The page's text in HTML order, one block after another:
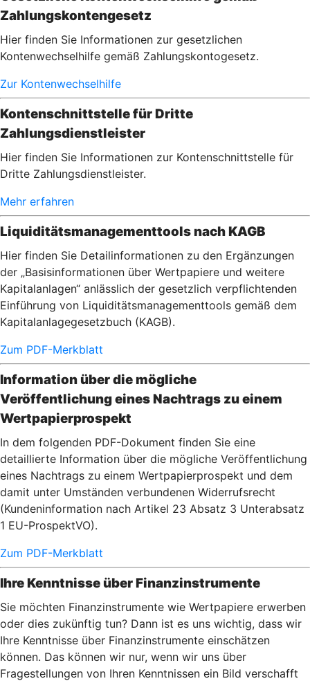
Zahlungskontengesetz
Hier finden Sie Informationen zur gesetzlichen
Kontenwechselhilfe gemäß Zahlungskontogesetz.
Zur Kontenwechselhilfe
Kontenschnittstelle für Dritte
Zahlungsdienstleister
Hier finden Sie Informationen zur Kontenschnittstelle für
Dritte Zahlungsdienstleister.
Mehr erfahren
Liquiditätsmanagementtools nach KAGB
Hier finden Sie Detailinformationen zu den Ergänzungen
der „Basisinformationen über Wertpapiere und weitere
Kapitalanlagen“ anlässlich der gesetzlich verpflichtenden
Einführung von Liquiditätsmanagementtools gemäß dem
Kapitalanlagegesetzbuch (KAGB).
Zum PDF-Merkblatt
Information über die mögliche
Veröffentlichung eines Nachtrags zu einem
Wertpapierprospekt
In dem folgenden PDF-Dokument finden Sie eine
detaillierte Information über die mögliche Veröffentlichung
eines Nachtrags zu einem Wertpapierprospekt und dem
damit unter Umständen verbundenen Widerrufsrecht
(Kundeninformation nach Artikel 23 Absatz 3 Unterabsatz
1 EU-ProspektVO).
Zum PDF-Merkblatt
Ihre Kenntnisse über Finanzinstrumente
Sie möchten Finanzinstrumente wie Wertpapiere erwerben
oder dies zukünftig tun? Dann ist es uns wichtig, dass wir
Ihre Kenntnisse über Finanzinstrumente einschätzen
können. Das können wir nur, wenn wir uns über
Fragestellungen von Ihren Kenntnissen ein Bild verschafft